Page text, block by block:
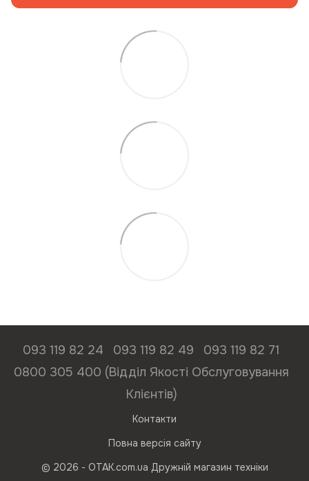
093 119 82 24 093 119 82 49
093 119 82 71
0800 305 400 (Відділ Якості Обслуговування
Клієнтів)
Контакти
Повна версія сайту
© 2026 - ОТАК.com.ua Дружній магазин техніки